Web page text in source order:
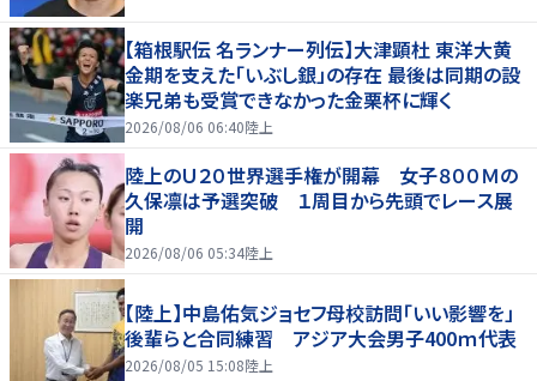
【箱根駅伝 名ランナー列伝】大津顕杜 東洋大黄
金期を支えた「いぶし銀」の存在 最後は同期の設
楽兄弟も受賞できなかった金栗杯に輝く
2026/08/06 06:40陸上
陸上のＵ２０世界選手権が開幕 女子８００Ｍの
久保凛は予選突破 １周目から先頭でレース展
開
2026/08/06 05:34陸上
【陸上】中島佑気ジョセフ母校訪問「いい影響を」
後輩らと合同練習 アジア大会男子400ｍ代表
2026/08/05 15:08陸上